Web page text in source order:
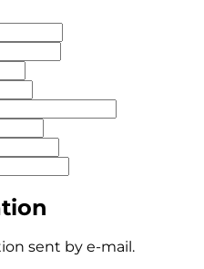
sent by e-mail.